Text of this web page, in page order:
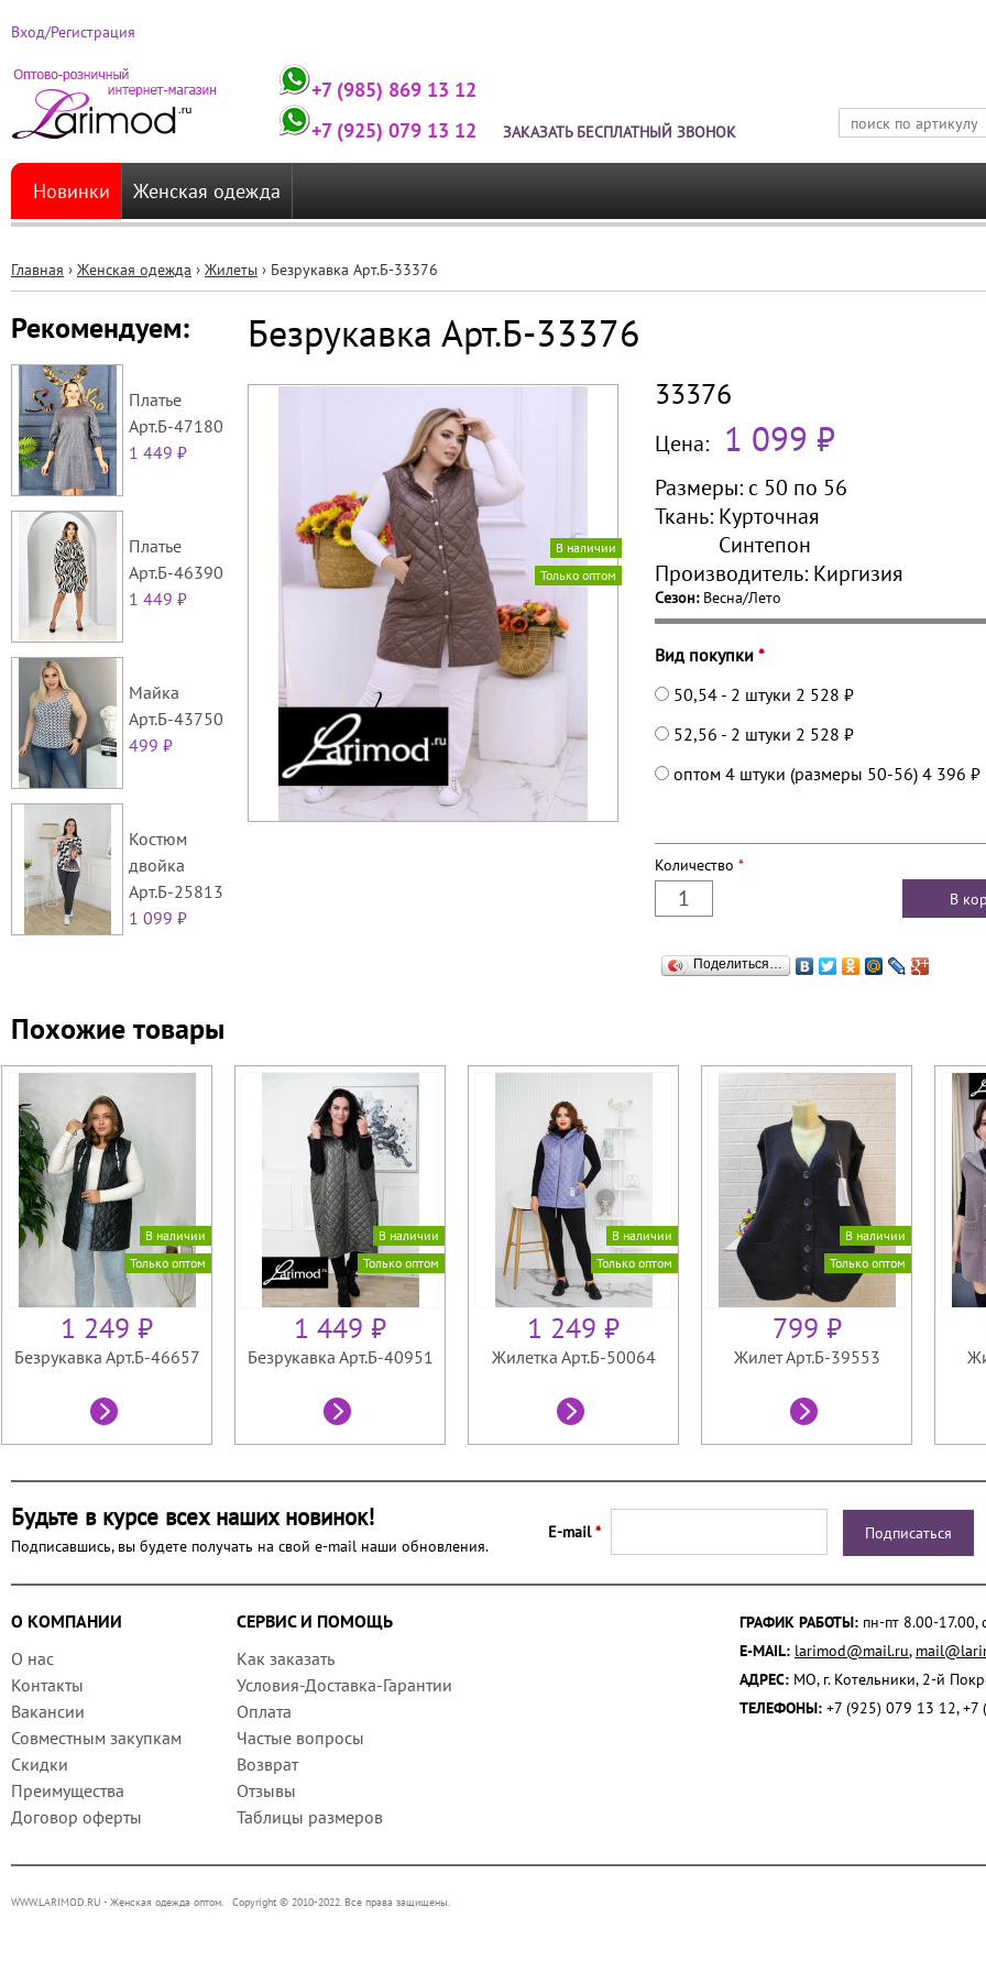
Вход/Регистрация
+7 (985) 869 13 12
+7 (925) 079 13 12
ЗАКАЗАТЬ БЕСПЛАТНЫЙ ЗВОНОК
Новинки Женская одежда
Главная › Женская одежда › Жилеты › Безрукавка Арт.Б-33376
Рекомендуем:
Платье
Арт.Б-47180
1 449 ₽
Платье
Арт.Б-46390
1 449 ₽
Майка
Арт.Б-43750
499 ₽
Костюм
двойка
Арт.Б-25813
1 099 ₽
Безрукавка Арт.Б-33376
Только оптом
В наличии
33376
Цена: 1 099 ₽
Размеры: с 50 по 56
Ткань: Курточная
Синтепон
Производитель: Киргизия
Сезон: Весна/Лето
Вид покупки *
50,54 - 2 штуки 2 528 ₽
52,56 - 2 штуки 2 528 ₽
оптом 4 штуки (размеры 50-56) 4 396 ₽
Количество *
Поделиться…
Похожие товары
В наличии
Только оптом
1 249 ₽
Безрукавка Арт.Б-46657
В наличии
Только оптом
1 449 ₽
Безрукавка Арт.Б-40951
В наличии
Только оптом
1 249 ₽
Жилетка Арт.Б-50064
В наличии
Только оптом
799 ₽
Жилет Арт.Б-39553
Будьте в курсе всех наших новинок!
Подписавшись, вы будете получать на свой e-mail наши обновления.
E-mail*
О КОМПАНИИ
СЕРВИС И ПОМОЩЬ
О нас
Контакты
Вакансии
Совместным закупкам
Скидки
Преимущества
Договор оферты
Как заказать
Условия-Доставка-Гарантии
Оплата
Частые вопросы
Возврат
Отзывы
Таблицы размеров
ГРАФИК РАБОТЫ: пн-пт 8.00-17.00,
E-MAIL: larimod@mail.ru,
АДРЕС: МО, г. Котельники, 2-й
ТЕЛЕФОНЫ: +7 (925) 079 13 12,
WWW.LARIMOD.RU - Женская одежда оптом. Copyright © 2010-2022. Все права защищены.